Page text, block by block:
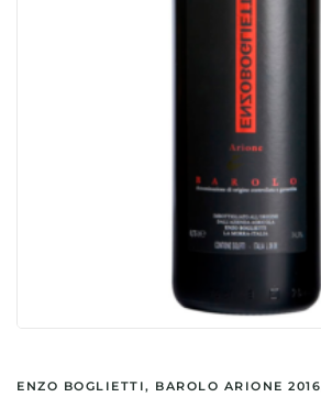
ENZO BOGLIETTI, BAROLO ARIONE